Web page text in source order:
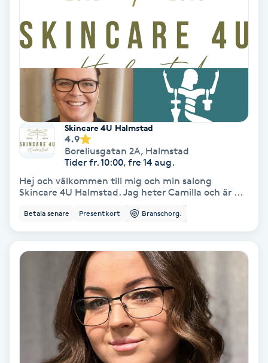
Herrklippning
Hollywood Peel
Hot Stone Massage
Hot yoga
Hudföryngring
Hudvård
Hyaluronsyra
Hyperhidros
Skincare 4U Halmstad
4.9
Boreliusgatan 2A, Halmstad
Tider fr. 10:00, fre 14 aug.
Hej och välkommen till mig och min salong
Skincare 4U Halmstad. Jag heter Camilla och är ...
Betala senare Presentkort Branschorg.